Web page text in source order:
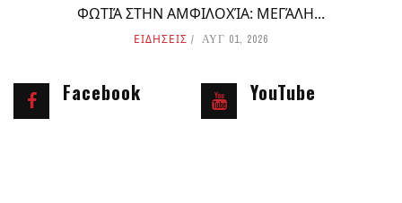
ΦΩΤΙΆ ΣΤΗΝ ΑΜΦΙΛΟΧΊΑ: ΜΕΓΆΛΗ...
ΕΙΔΗΣΕΙΣ ΑΥΓ 01, 2026
Facebook YouTube